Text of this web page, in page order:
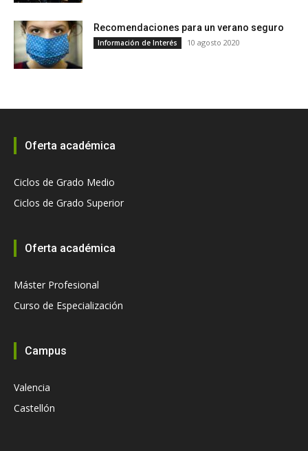
Recomendaciones para un verano seguro
Información de Interés 10 agosto 2020
Oferta académica
Ciclos de Grado Medio
Ciclos de Grado Superior
Oferta académica
Máster Profesional
Curso de Especialización
Campus
Valencia
Castellón